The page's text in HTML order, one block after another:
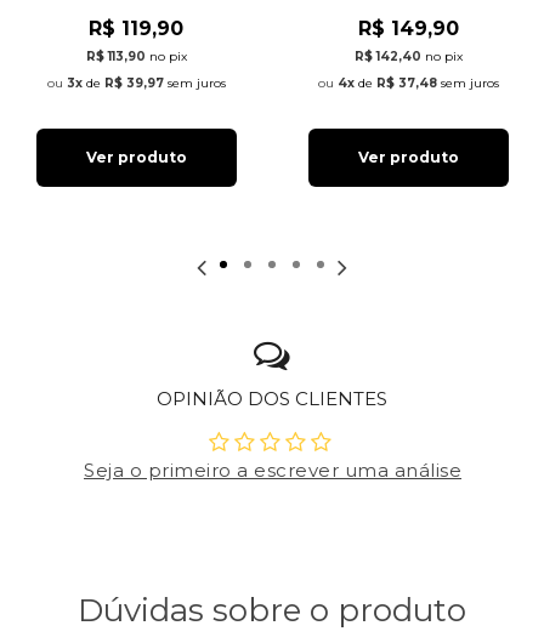
R$ 119,90
R$ 113,90 no pix
3xde R$ 39,97sem juros
Ver produto
R$ 149,90
R$ 142,40 no pix
4xde R$ 37,48sem juros
Ver produto
OPINIÃO DOS CLIENTES
Seja o primeiro a escrever uma análise
Dúvidas sobre o produto